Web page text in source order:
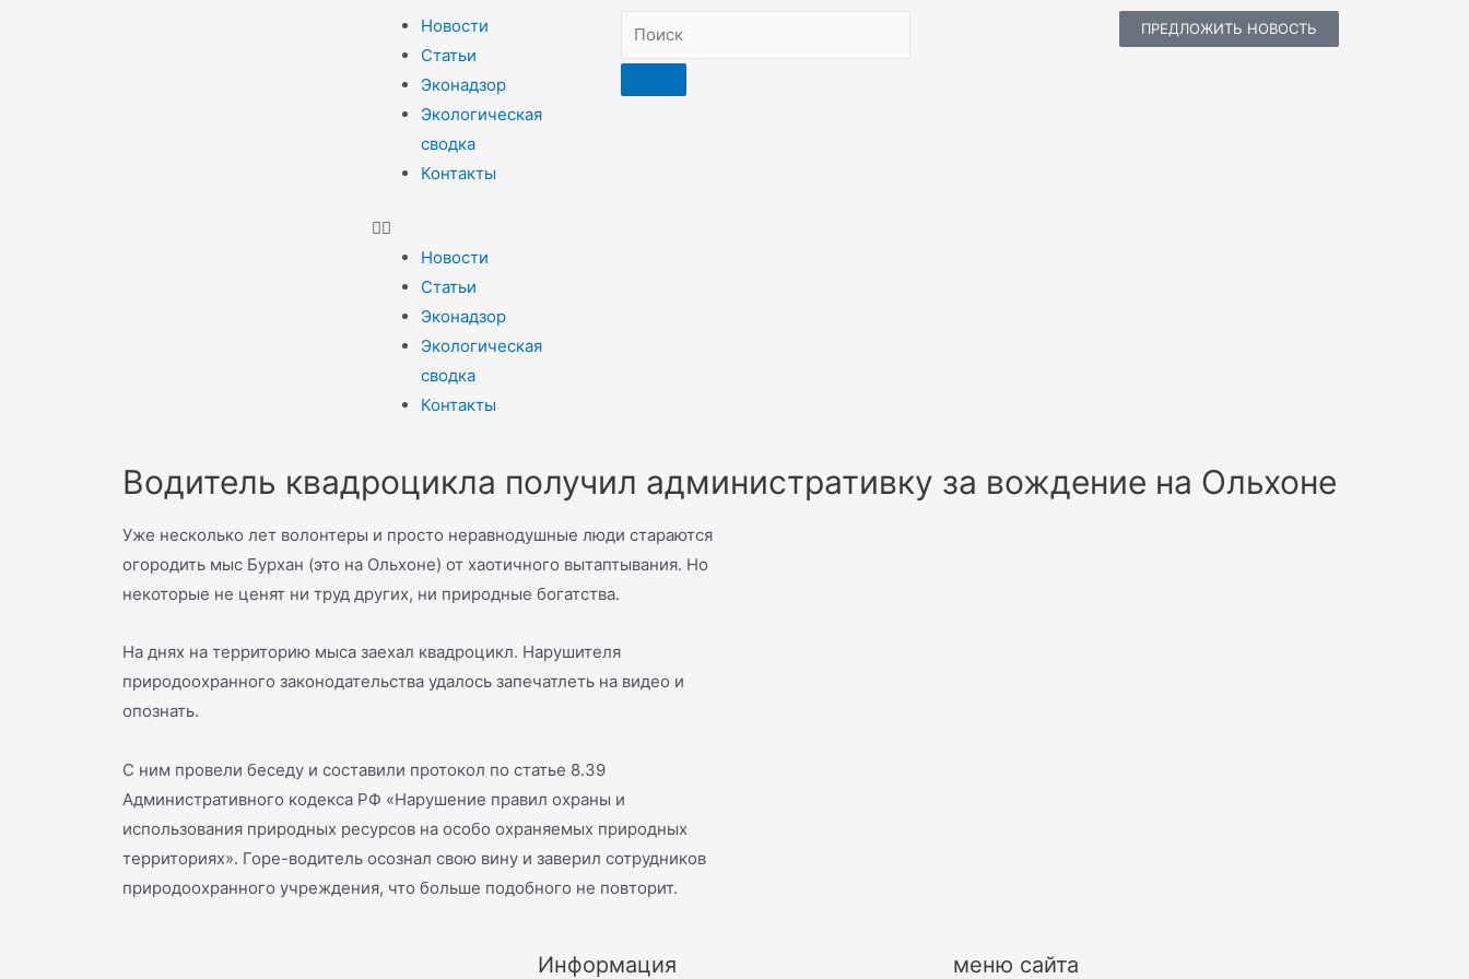
Новости
Статьи
Эконадзор
Экологическая
сводка
Контакты
Новости
Статьи
Эконадзор
Экологическая
сводка
Контакты
ПРЕДЛОЖИТЬ НОВОСТЬ
Водитель квадроцикла получил административку за вождение на Ольхоне
Уже несколько лет волонтеры и просто неравнодушные люди стараются
огородить мыс Бурхан (это на Ольхоне) от хаотичного вытаптывания. Но
некоторые не ценят ни труд других, ни природные богатства.
На днях на территорию мыса заехал квадроцикл. Нарушителя
природоохранного законодательства удалось запечатлеть на видео и
опознать.
С ним провели беседу и составили протокол по статье 8.39
Административного кодекса РФ «Нарушение правил охраны и
использования природных ресурсов на особо охраняемых природных
территориях». Горе-водитель осознал свою вину и заверил сотрудников
природоохранного учреждения, что больше подобного не повторит.
Информация меню сайта